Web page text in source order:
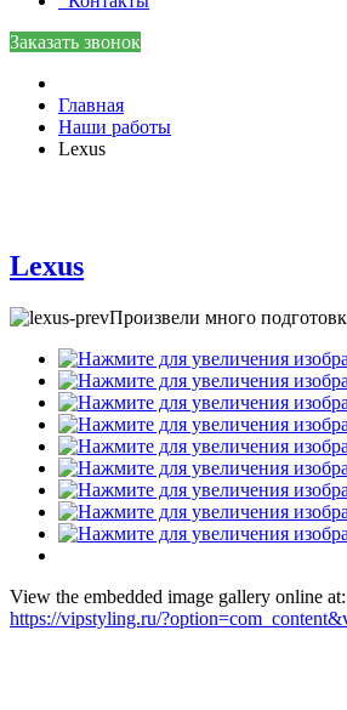
Заказать звонок
Главная
Наши работы
Lexus
Lexus
Произвели много
View the embedded image gallery online at:
https://vipstyling.ru/